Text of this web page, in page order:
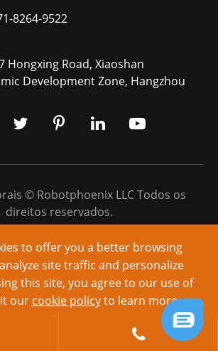
8264-9522
Hongxing Road, Xiaoshan
Development Zone, Hangzhou
© Robotphoenix LLCTodos os
direitos reservados.
Política de Privacidade
por: yinqingli.com

to offer you a better browsing
site traffic and personalize
this site, you agree to our use of
our cookie policyto learn more.